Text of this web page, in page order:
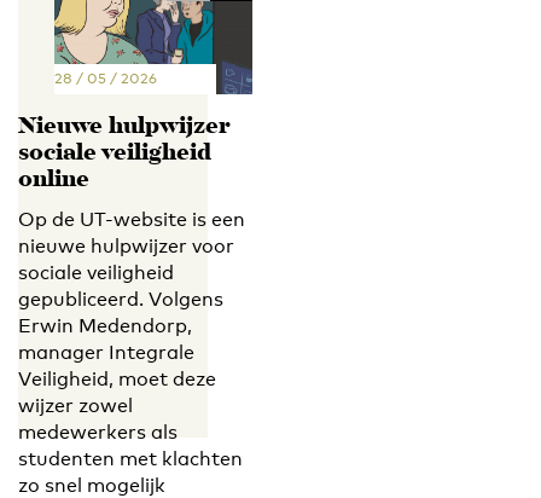
28 / 05 / 2026
Nieuwe hulpwijzer
sociale veiligheid
online
Op de UT-website is een
nieuwe hulpwijzer voor
sociale veiligheid
gepubliceerd. Volgens
Erwin Medendorp,
manager Integrale
Veiligheid, moet deze
wijzer zowel
medewerkers als
studenten met klachten
zo snel mogelijk